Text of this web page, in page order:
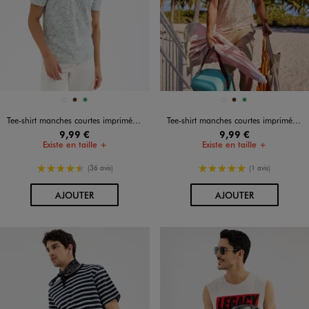
Disponible en 3 coloris
BLEU STANDARD
MARRON
VERT
Tee-shirt manches courtes imprimé homme
9,99 €
Existe en taille +
4.5/5 de moyenne
(36 avis)
AJOUTERAU PANIER
Disponible en 3 coloris
BLEU STANDARD
MARRON
VERT
Tee-shirt manches courtes imprimé homme
9,99 €
Existe en taille +
5/5 de moyenne
(1 avis)
AJOUTERAU PANIER